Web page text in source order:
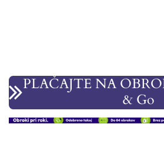
PLAČAJTE NA
& Go